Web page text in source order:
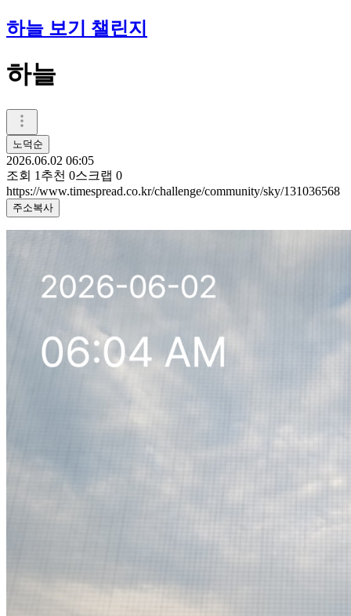
하늘 보기 챌린지
하늘
노덕순
2026.06.02 06:05
조회 1 추천 0스크랩 0
https://www.timespread.co.kr/challenge/community/sky/131036568
주소복사